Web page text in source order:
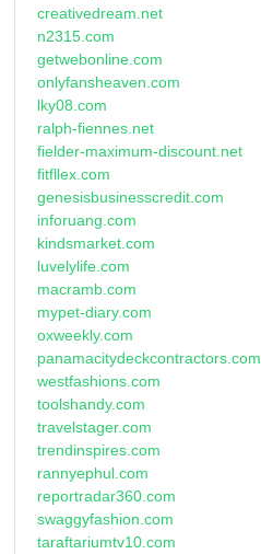
creativedream.net
n2315.com
getwebonline.com
onlyfansheaven.com
lky08.com
ralph-fiennes.net
fielder-maximum-discount.net
fitfllex.com
genesisbusinesscredit.com
inforuang.com
kindsmarket.com
luvelylife.com
macramb.com
mypet-diary.com
oxweekly.com
panamacitydeckcontractors.com
westfashions.com
toolshandy.com
travelstager.com
trendinspires.com
rannyephul.com
reportradar360.com
swaggyfashion.com
taraftariumtv10.com